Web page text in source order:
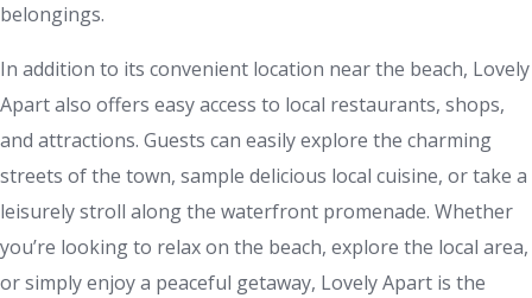
belongings.
In addition to its convenient location near the beach, Lovely
Apart also offers easy access to local restaurants, shops,
and attractions. Guests can easily explore the charming
streets of the town, sample delicious local cuisine, or take a
leisurely stroll along the waterfront promenade. Whether
you’re looking to relax on the beach, explore the local area,
or simply enjoy a peaceful getaway, Lovely Apart is the